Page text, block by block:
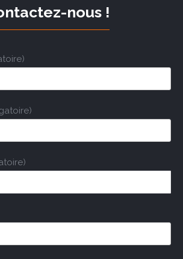
nous !